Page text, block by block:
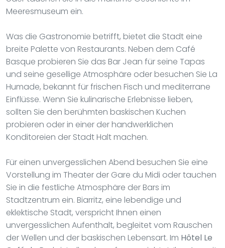
Meeresmuseum ein.
Was die Gastronomie betrifft, bietet die Stadt eine
breite Palette von Restaurants. Neben dem Café
Basque probieren Sie das Bar Jean für seine Tapas
und seine gesellige Atmosphäre oder besuchen Sie La
Humade, bekannt für frischen Fisch und mediterrane
Einflüsse. Wenn Sie kulinarische Erlebnisse lieben,
sollten Sie den berühmten baskischen Kuchen
probieren oder in einer der handwerklichen
Konditoreien der Stadt Halt machen.
Für einen unvergesslichen Abend besuchen Sie eine
Vorstellung im Theater der Gare du Midi oder tauchen
Sie in die festliche Atmosphäre der Bars im
Stadtzentrum ein. Biarritz, eine lebendige und
eklektische Stadt, verspricht Ihnen einen
unvergesslichen Aufenthalt, begleitet vom Rauschen
der Wellen und der baskischen Lebensart. Im Hôtel Le